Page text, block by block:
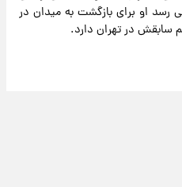
او برای بازگشت به میدان در
سابقش در تهران دارد.